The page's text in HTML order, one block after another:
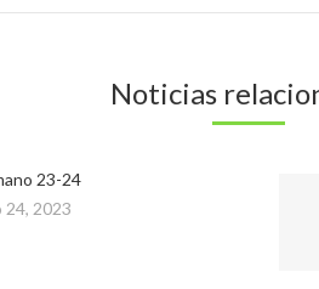
Noticias
23-24
24, 2023